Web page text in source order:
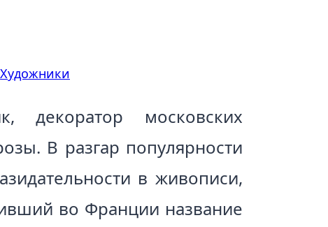
Художники
декоратор московских
В разгар популярности
в живописи,
во Франции название